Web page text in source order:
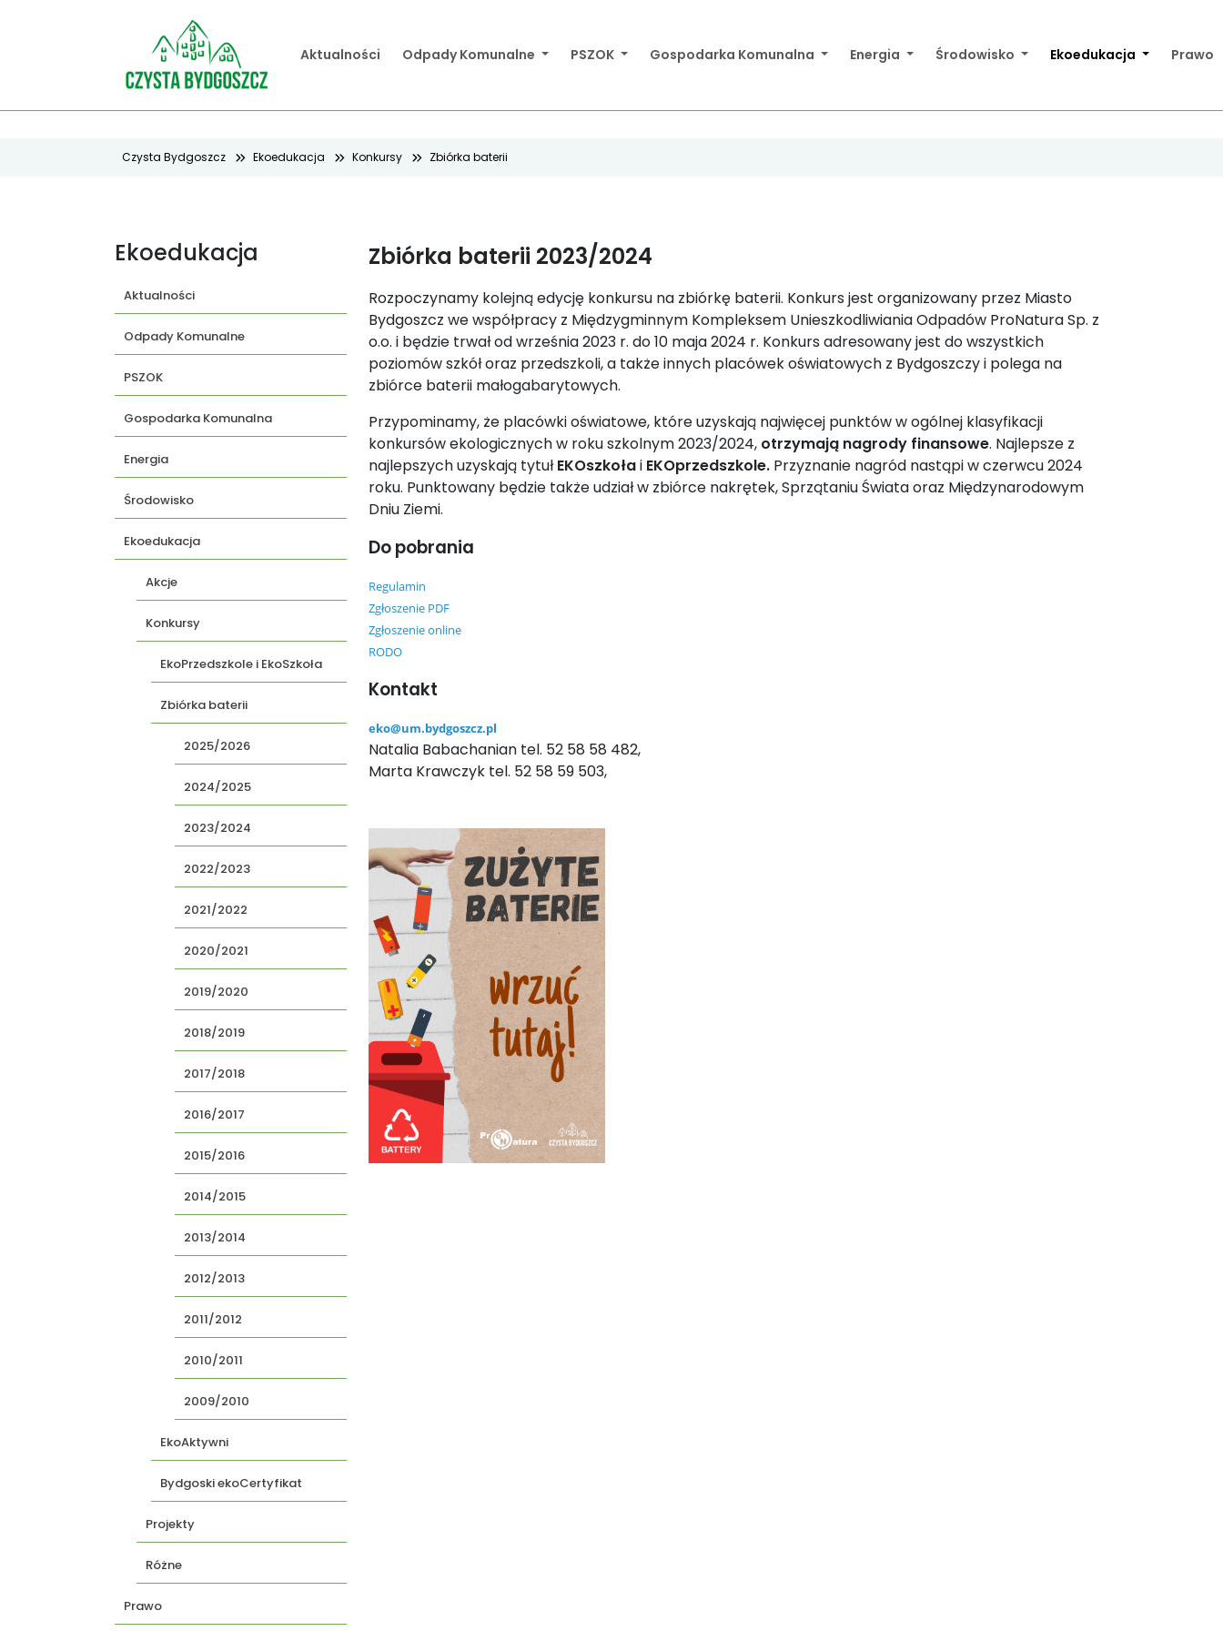
Aktualności Odpady Komunalne PSZOK Gospodarka Komunalna Energia Środowisko Ekoedukacja Prawo
Czysta Bydgoszcz Ekoedukacja Konkursy Zbiórka baterii
Ekoedukacja
Aktualności
Odpady Komunalne
PSZOK
Gospodarka Komunalna
Energia
Środowisko
Ekoedukacja
Akcje
Konkursy
EkoPrzedszkole i EkoSzkoła
Zbiórka baterii
2025/2026
2024/2025
2023/2024
2022/2023
2021/2022
2020/2021
2019/2020
2018/2019
2017/2018
2016/2017
2015/2016
2014/2015
2013/2014
2012/2013
2011/2012
2010/2011
2009/2010
EkoAktywni
Bydgoski ekoCertyfikat
Projekty
Różne
Prawo
Zbiórka baterii 2023/2024
Rozpoczynamy kolejną edycję konkursu na zbiórkę baterii. Konkurs jest organizowany przez Miasto
Bydgoszcz we współpracy z Międzygminnym Kompleksem Unieszkodliwiania Odpadów ProNatura Sp. z
o.o. i będzie trwał od września 2023 r. do 10 maja 2024 r. Konkurs adresowany jest do wszystkich
poziomów szkół oraz przedszkoli, a także innych placówek oświatowych z Bydgoszczy i polega na
zbiórce baterii małogabarytowych.
Przypominamy, że placówki oświatowe, które uzyskają najwięcej punktów w ogólnej klasyfikacji
konkursów ekologicznych w roku szkolnym 2023/2024, otrzymają nagrody finansowe. Najlepsze z
najlepszych uzyskają tytułEKOszkołai EKOprzedszkole. Przyznanie nagród nastąpi w czerwcu 2024
roku. Punktowany będzie także udział w zbiórce nakrętek, Sprzątaniu Świata oraz Międzynarodowym
Dniu Ziemi.
Do pobrania
Regulamin
Zgłoszenie PDF
Zgłoszenie online
RODO
Kontakt
eko@um.bydgoszcz.pl
Natalia Babachanian tel. 52 58 58 482,
Marta Krawczyk tel. 52 58 59 503,